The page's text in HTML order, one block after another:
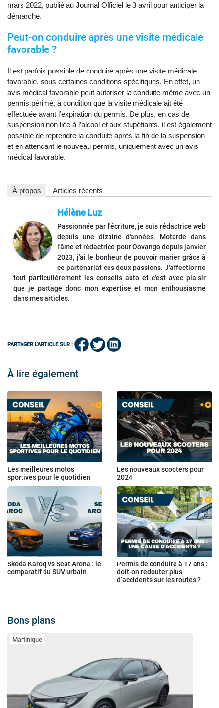
mars 2022, publié au Journal Officiel le 3 avril pour anticiper la
démarche.
Peut-on conduire après une visite médicale
favorable ?
Il est parfois possible de conduire après une visite médicale
favorable, sous certaines conditions spécifiques. En effet, un
avis médical favorable peut autoriser la conduite même avec un
permis périmé, à condition que la visite médicale ait été
effectuée avant l’expiration du permis. De plus, en cas de
suspension non liée à l’alcool et aux stupéfiants, il est également
possible de reprendre la conduite après la fin de la suspension
et en attendant le nouveau permis, uniquement avec un avis
médical favorable.
À propos Articles récents
Hélène Luz
Passionnée par l'écriture, je suis rédactrice web
depuis une dizaine d'années. Motarde dans
l'âme et rédactrice pour Oovango depuis janvier
2023, j'ai le bonheur de pouvoir marier grâce à
ce partenariat ces deux passions. J'affectionne
tout particulièrement les conseils auto et c'est avec plaisir
que je partage donc mon expertise et mon enthousiasme
dans mes articles.
PARTAGER L'ARTICLE SUR :
À lire également
Les meilleures motos
sportives pour le quotidien
Les nouveaux scooters pour
2024
Skoda Karoq vs Seat Arona : le
comparatif du SUV urbain
Permis de conduire à 17 ans :
doit-on redouter plus
d’accidents sur les routes ?
Bons plans
Martinique